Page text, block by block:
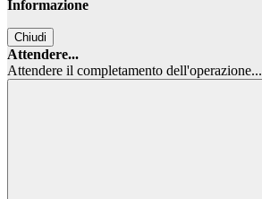
Informazione
Chiudi
Attendere...
Attendere il completamento dell'operazione...